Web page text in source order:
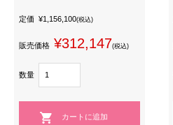
定価 ¥1,156,100(税込)
販売価格 ¥312,147(税込)
数量